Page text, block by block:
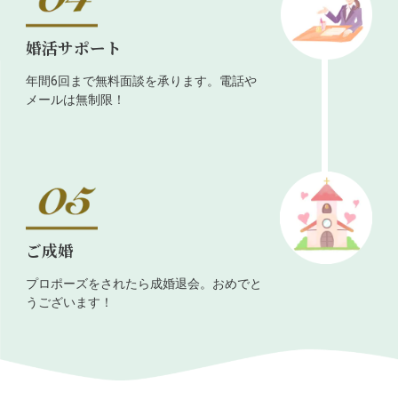
婚活サポート
年間6回まで無料面談を承ります。電話や
メールは無制限！
ご成婚
プロポーズをされたら成婚退会。おめでと
うございます！